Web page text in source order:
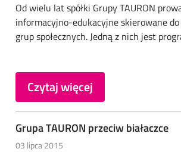
Od wielu lat spółki Grupy TAURON
informacyjno-edukacyjne skierowane
grup społecznych. Jedną z nich jest
Czytaj więcej
Grupa TAURON przeciw białaczce
03 lipca 2015